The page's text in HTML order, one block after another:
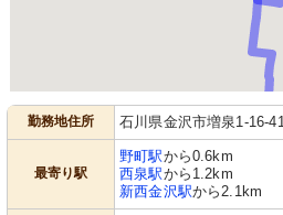
勤務地住所 石川県金沢市増泉1-16-41
最寄り駅
野町駅から0.6km
西泉駅から1.2km
新西金沢駅から2.1km